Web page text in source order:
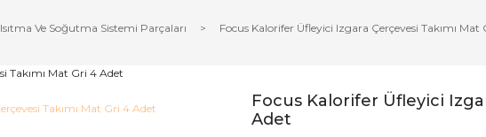
Isıtma Ve Soğutma Sistemi Parçaları Focus Kalorifer Üfleyici Izgara Çerçevesi Takımı Mat
Focus Kalorifer Üfleyici
Adet